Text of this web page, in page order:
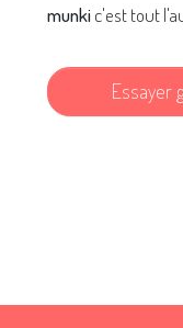
munkic'est tout
Essayer